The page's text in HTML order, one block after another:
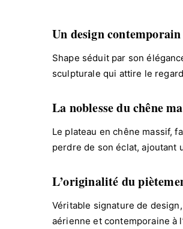
Un design
Shape séduit par son
sculpturale qui attire le
La noblesse du chêne
Le plateau en chêne massif,
perdre de son éclat, ajoutant
L’originalité du
Véritable signature de
aérienne et contemporaine à